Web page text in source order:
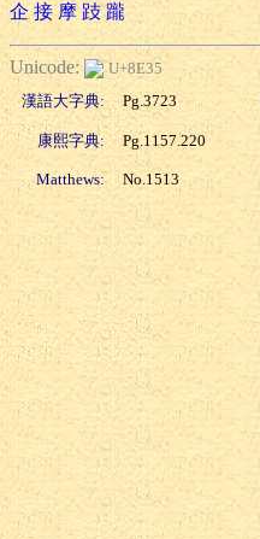
企 接 摩 跂 躘
Unicode:
U+8E35
漢語大字典:
Pg.3723
康熙字典: Pg.1157.220
Matthews: No.1513